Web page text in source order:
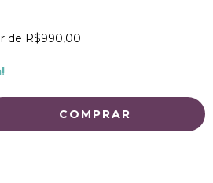
de R$990,00